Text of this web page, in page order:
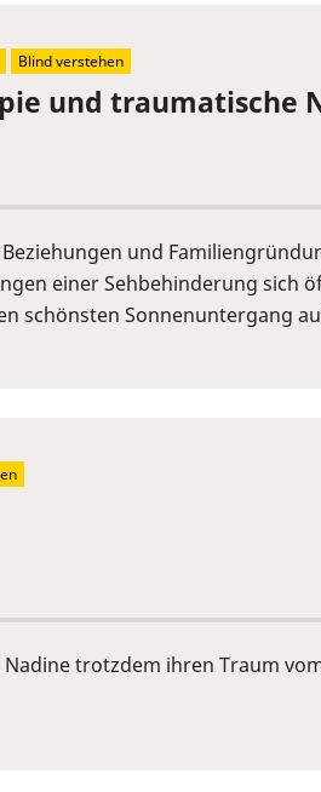
und traumatische
und
einer Sehbehinderung sich
schönsten Sonnenuntergang
Blind verstehen
trotzdem ihren Traum